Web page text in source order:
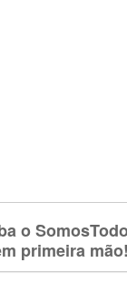
o
primeira mão!